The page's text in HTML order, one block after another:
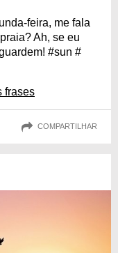
feira, me fala
Ah, se eu
#sun #
frases
COMPARTILHAR